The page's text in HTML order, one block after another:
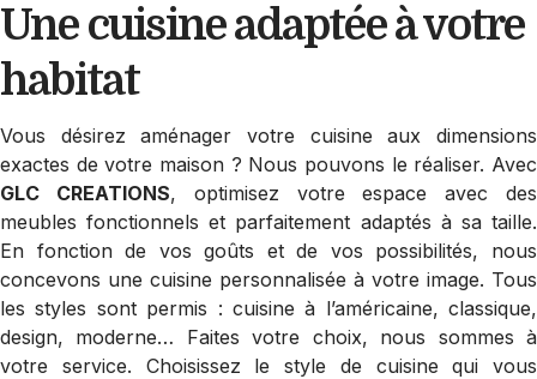
Une cuisine adaptéeà votre
habitat
Vous désirez aménager votre cuisine aux dimensions
exactes de votre maison ? Nous pouvons le réaliser. Avec
GLC CREATIONS, optimisez votre espace avec des
meubles fonctionnels et parfaitement adaptés à sa taille.
En fonction de vos goûts et de vos possibilités, nous
concevons une cuisine personnalisée à votre image. Tous
les styles sont permis : cuisine à l’américaine, classique,
design, moderne… Faites votre choix, nous sommes à
votre service. Choisissez le style de cuisine qui vous